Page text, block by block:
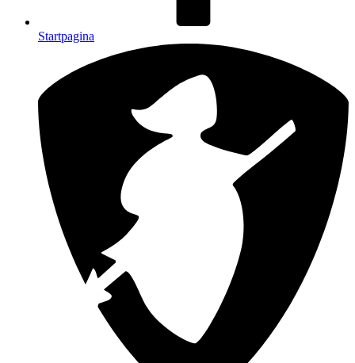
Startpagina